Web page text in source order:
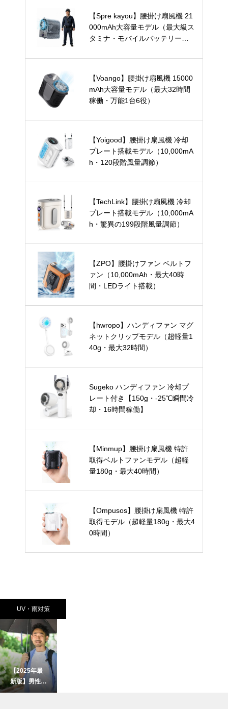
【Spre kayou】腰掛け扇風機 21
000mAh大容量モデル（最大級ス
タミナ・モバイルバッテリー兼
【Voango】腰掛け扇風機 15000
mAh大容量モデル（最大32時間
稼働・万能1台6役）
【Yoigood】腰掛け扇風機 冷却
プレート搭載モデル（10,000mA
h・120段階風量調節）
【TechLink】腰掛け扇風機 冷却
プレート搭載モデル（10,000mA
h・驚異の199段階風量調節）
【ZPO】腰掛けファン ベルトフ
ァン（10,000mAh・最大40時
間・LEDライト搭載）
【hwropo】ハンディファン マグ
ネットクリップモデル（超軽量1
40g・最大32時間）
Sugeko ハンディファン 冷却プ
レート付き【150g・-25℃瞬間冷
却・16時間稼働】
【Minmup】腰掛け扇風機 特許
取得ベルトファンモデル（超軽
量180g・最大40時間）
【Ompusos】腰掛け扇風機 特許
取得モデル（超軽量180g・最大4
0時間）
UV・雨対策
【2025年最
新版】男性向
け日傘おすす